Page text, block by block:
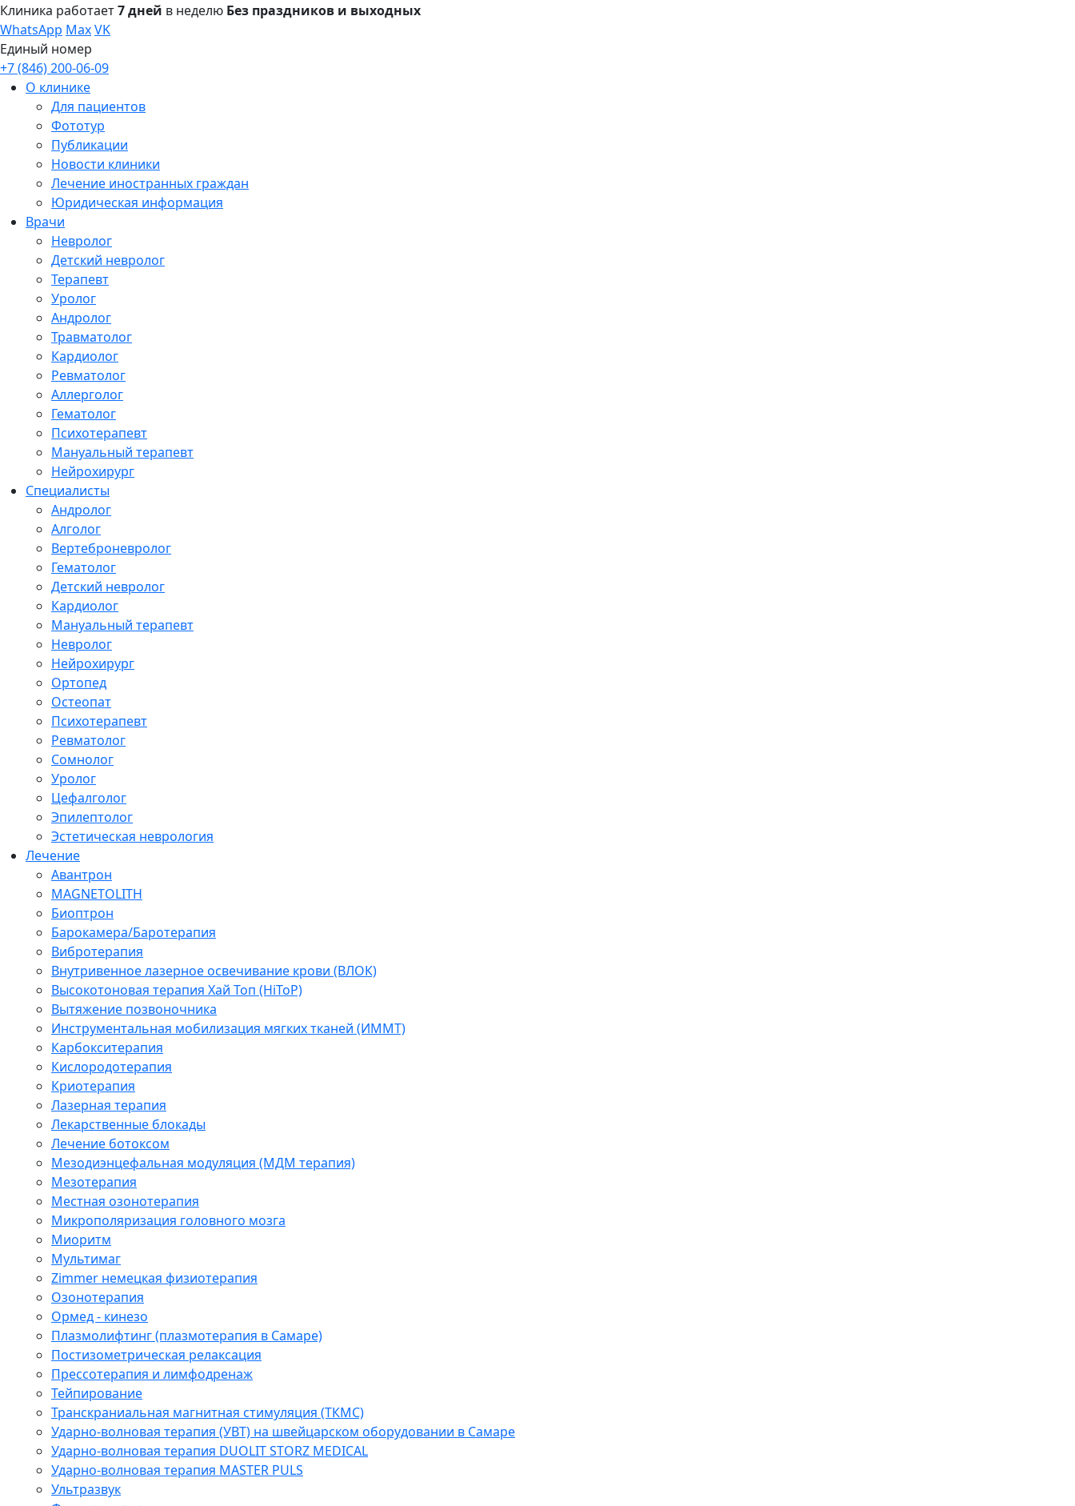
Клиника работает7 дней в неделю Без праздников и выходных
WhatsApp MaxVK
Единый номер
+7 (846) 200-06-09
О клинике
Для пациентов
Фототур
Публикации
Новости клиники
Лечение иностранных граждан
Юридическая информация
Врачи
Невролог
Детский невролог
Терапевт
Уролог
Андролог
Травматолог
Кардиолог
Ревматолог
Аллерголог
Гематолог
Психотерапевт
Мануальный терапевт
Нейрохирург
Специалисты
Андролог
Алголог
Вертеброневролог
Гематолог
Детский невролог
Кардиолог
Мануальный терапевт
Невролог
Нейрохирург
Ортопед
Остеопат
Психотерапевт
Ревматолог
Сомнолог
Уролог
Цефалголог
Эпилептолог
Эстетическая неврология
Лечение
Авантрон
MAGNETOLITH
Биоптрон
Барокамера/Баротерапия
Вибротерапия
Внутривенное лазерное освечивание крови (ВЛОК)
Высокотоновая терапия Хай Топ (HiToP)
Вытяжение позвоночника
Инструментальная мобилизация мягких тканей (ИММТ)
Карбокситерапия
Кислородотерапия
Криотерапия
Лазерная терапия
Лекарственные блокады
Лечение ботоксом
Мезодиэнцефальная модуляция (МДМ терапия)
Мезотерапия
Местная озонотерапия
Микрополяризация головного мозга
Миоритм
Мультимаг
Zimmer немецкая физиотерапия
Озонотерапия
Ормед - кинезо
Плазмолифтинг (плазмотерапия в Самаре)
Постизометрическая релаксация
Прессотерапия и лимфодренаж
Тейпирование
Транскраниальная магнитная стимуляция (ТКМС)
Ударно-волновая терапия (УВТ) на швейцарском оборудовании в Самаре
Ударно-волновая терапия DUOLIT STORZ MEDICAL
Ударно-волновая терапия MASTER PULS
Ультразвук